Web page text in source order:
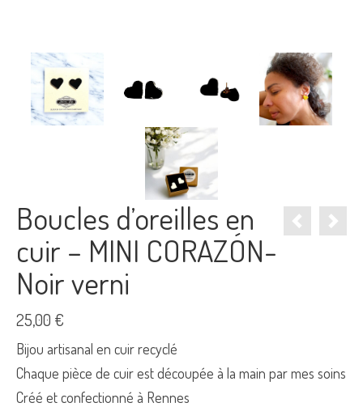
Boucles d’oreilles en
cuir – MINI CORAZÓN-
Noir verni
25,00 €
Bijou artisanal en cuir recyclé
Chaque pièce de cuir est découpée à la main par mes soins
Créé et confectionné à Rennes